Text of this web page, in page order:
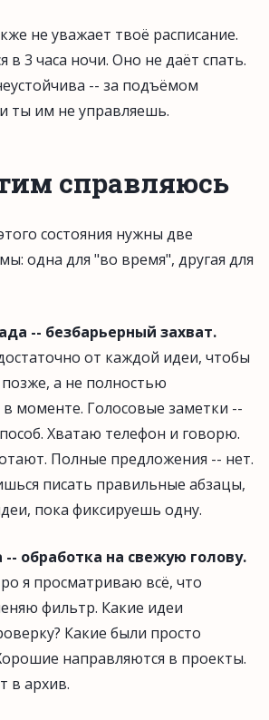
не уважает твоё расписание.
в 3 часа ночи. Оно не даёт спать.
-- за подъёмом
ты им не управляешь.
справляюсь
состояния нужны две
одна для "во время", другая для
-- безбарьерный захват.
от каждой идеи, чтобы
а не полностью
моменте. Голосовые заметки --
Хватаю телефон и говорю.
Полные предложения -- нет.
писать правильные абзацы,
пока фиксируешь одну.
обработка на свежую голову.
я просматриваю всё, что
фильтр. Какие идеи
Какие были просто
направляются в проекты.
в архив.